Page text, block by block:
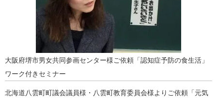
大阪府堺市男女共同参画センター様ご依頼「認知症予防の食生活」
ワーク付きセミナー
北海道八雲町町議会議員様・八雲町教育委員会様よりご依頼「元気